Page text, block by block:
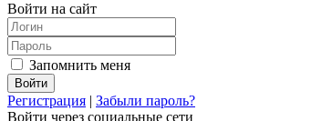
Войти на сайт
Запомнить меня
Регистрация | Забыли пароль?
Войти через социальные сети